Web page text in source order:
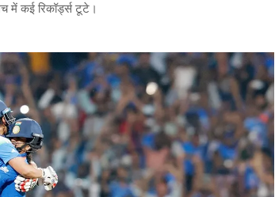
में कई रिकॉर्ड्स टूटे।